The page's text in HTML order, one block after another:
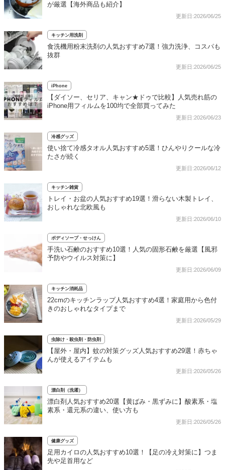
が厳選【海外商品も紹介】
更新日:2026/06/25
キッチン用洗剤
食洗機用粉末洗剤の人気おすすめ7選！強力洗浄、コスパも
抜群
更新日:2026/06/25
iPhone
【ダイソー、セリア、キャン★ドゥで比較】人気売れ筋の
iPhone用フィルムを100均で全部買ってみた
更新日:2026/06/23
冷感グッズ
使い捨て冷感タオル人気おすすめ5選！ひんやりクールな冷
たさが続く
更新日:2026/06/12
キッチン雑貨
トレイ・お盆の人気おすすめ19選！滑らない木製トレイ、
おしゃれな北欧風も
更新日:2026/06/10
ボディソープ・せっけん
手洗い石鹸のおすすめ10選！人気の固形石鹸を厳選【風邪
予防やウイルス対策に】
更新日:2026/06/09
キッチン消耗品
22cmのキッチンラップ人気おすすめ4選！家庭用から色付
きのおしゃれなタイプまで
更新日:2026/05/29
虫除け・殺虫剤・防虫剤
【屋外・屋内】蚊の対策グッズ人気おすすめ29選！赤ちゃ
んが使えるアイテムも
更新日:2026/05/26
漂白剤（洗濯）
漂白剤人気おすすめ20選【黄ばみ・黒ずみに】酸素系・塩
素系・還元系の違い、使い方も
更新日:2026/05/26
健康グッズ
足用カイロの人気おすすめ10選！【足の冷え対策に】つま
先や足首用など